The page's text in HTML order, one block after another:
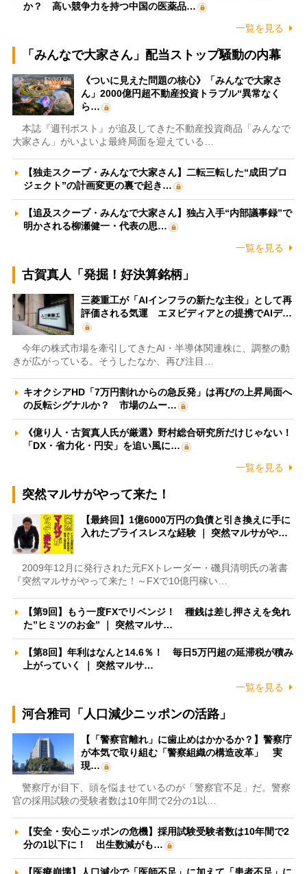
か？ 高い競争力を持つ中国の医薬品…
一覧を見る
「みんなで大家さん」配当ストップ騒動の内幕
《ついに見えた問題の核心》「みんなで大家さ
ん」2000億円超不動産投資トラブル“異常なく
ら…
本誌『週刊ポスト』が追及してきた不動産投資商品「みんなで
大家さん」がいよいよ最終局面を迎えている…
【独走スクープ・みんなで大家さん】二転三転した“成田プロ
ジェクト”の計画変更の裏で起き…
【追及スクープ・みんなで大家さん】独占入手“内部議事録”で
明かされる柳瀬健一・代表の思…
一覧を見る
古賀真人「発掘！好決算銘柄」
三菱重工が「AIインフラの新たな主役」として再
評価される気運 エヌビディアとの提携でAIデ…
今年の株式市場を牽引してきたAI・半導体関連株に、調整の動
きが広がっている。そうしたなか、再び注目…
キオクシアHD「7万円割れからの急反発」は再びの上昇局面へ
の反転シグナルか？ 市場のムー…
《億り人・古賀真人氏が厳選》野村総合研究所だけじゃない！
「DX・省力化・円安」を追い風に…
一覧を見る
突然マルサがやって来た！
【最終回】1億6000万円の負債と引き換えに手に
入れたプライスレスな経験 ｜ 突然マルサがや…
2009年12月に発行された元FXトレーダー・磯貝清明氏の著書
『突然マルサがやって来た！～FXで10億円稼い…
【第9回】もう一度FXでリベンジ！ 種銭は差し押さえを免れ
た”ヒミツのお金” ｜ 突然マルサ…
【第8回】年利はなんと14.6％！ 毎日5万円超の延滞税が積み
上がっていく ｜ 突然マルサ…
一覧を見る
河合雅司「人口減少ニッポンの活路」
【「警察官離れ」に歯止めはかかるか？】警察庁
が本気で取り組む「警察組織の構造改革」 実
現…
警察庁が目下、頭を悩ませているのが「警察官不足」だ。警察
官の採用試験の受験者数は10年間で2分の1以…
【安全・安心ニッポンの危機】採用試験受験者数は10年間で2
分の1以下に！ 出生数減がも…